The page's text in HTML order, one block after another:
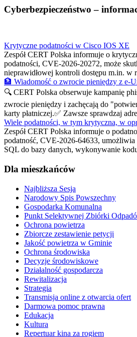
Cyberbezpieczeństwo –
Krytyczne podatności w Cisco IOS XE
Zespół CERT Polska informuje o
podatności, CVE-2026-20272, może
nieprawidłowej kontroli dostępu m.in.
🏦 Wiadomość o zwrocie pieniędzy z e-
🔍 CERT Polska obserwuje kampanię
zwrocie pieniędzy i zachęcają do
karty płatniczej.✅ Zawsze sprawdzaj
Wiele podatności, w tym krytyczna, w
Zespół CERT Polska informuje o
podatność, CVE-2026-64633, umożliwia
SQL do bazy danych, wykonywanie
Dla mieszkańców
Najbliższa Sesja
Narodowy Spis Powszechny
Gospodarka Komunalna
Punkt Selektywnej Zbiórki
Ochrona powietrza
Zbiorcze zestawienie petycji
Jakość powietrza w Gminie
Ochrona środowiska
Decyzje środowiskowe
Działalność gospodarcza
Rewitalizacja
Strategia
Transmisja online z otwarcia ofert
Darmowa pomoc prawna
Edukacja
Kultura
Repertuar kina za rogiem